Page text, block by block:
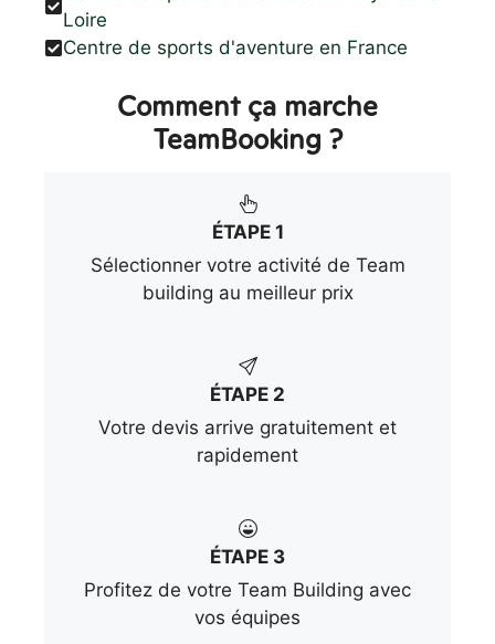
Loire
Centre de sports d'aventure en France
Comment ça marche
TeamBooking ?
ÉTAPE 1
Sélectionner votre activité de Team
building au meilleur prix
ÉTAPE 2
Votre devis arrive gratuitement et
rapidement
ÉTAPE 3
Profitez de votre Team Building avec
vos équipes